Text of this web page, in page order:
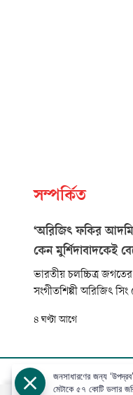
সম্পর্কিত
‘অরিজিৎ ফকির
কেন মুর্শিদাবাদকেই
ভারতীয় চলচ্চিত্র
সংগীতশিল্পী অরিজিৎ
অবশ্য আনুষ্ঠানিক কোনো
জানান, চলচ্চিত্র
গ্রহণ করবেন না।
৪ ঘণ্টা আগে
আজকের পত্রিকা
জনসাধারণের জন্য
মেটাকে ৫৭ কোটি ডলার